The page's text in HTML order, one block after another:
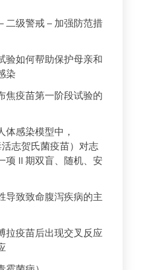
二级警戒 – 加强防范措
验如何帮助保护母亲和
染
焦疫苗第一阶段试验的
体感染模型中，
志贺氏菌疫苗）对志
项 II 期双盲、随机、安
导致致命腹泻疾病的主
拉疫苗后出现交叉反应